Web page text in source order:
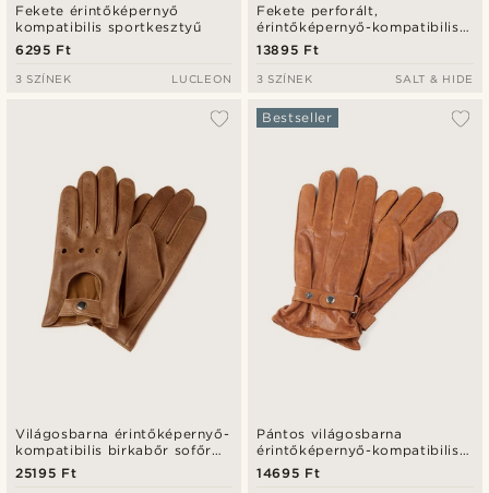
Fekete érintőképernyő
kompatibilis sportkesztyű
6295 Ft
3 SZÍNEK LUCLEON
Fekete perforált,
érintőképernyő-kompatibilis
juhbőr kesztyű
13895 Ft
3 SZÍNEK SALT & HIDE
Világosbarna érintőképernyő-
kompatibilis birkabőr sofőr
kesztyű
25195 Ft
Pántos világosbarna
érintőképernyő-kompatibilis
birkabőr kesztyű
Bestseller
14695 Ft